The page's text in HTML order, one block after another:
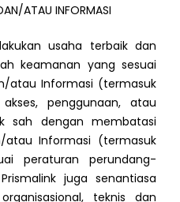
ATAU INFORMASI
usaha terbaik dan
keamanan yang sesuai
atau Informasi (termasuk
penggunaan, atau
sah dengan membatasi
Informasi (termasuk
peraturan perundang-
juga senantiasa
teknis dan